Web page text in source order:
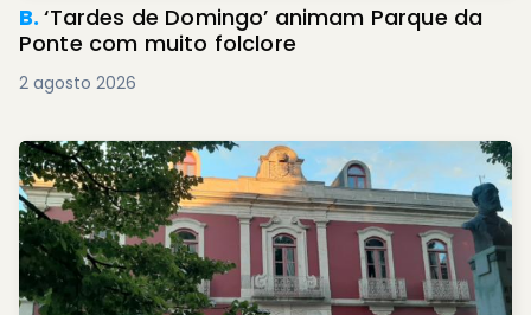
B.‘Tardes de Domingo’ animam Parque da
Ponte com muito folclore
2 agosto 2026